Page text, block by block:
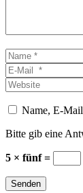
Name
*E-
Mail
*
Website
Name, E-
Bitte gib eine
5 × fünf =
Senden